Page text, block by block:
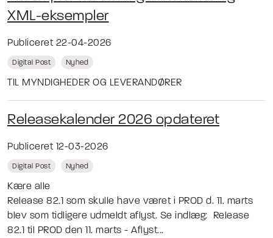
XML-eksempler
Publiceret 22-04-2026
Digital Post Nyhed
TIL MYNDIGHEDER OG LEVERANDØRER
Releasekalender 2026 opdateret
Publiceret 12-03-2026
Digital Post Nyhed
Kære alle
Release 82.1 som skulle have været i PROD d. 11. marts
blev som tidligere udmeldt aflyst. Se indlæg: Release
82.1 til PROD den 11. marts - Aflyst...